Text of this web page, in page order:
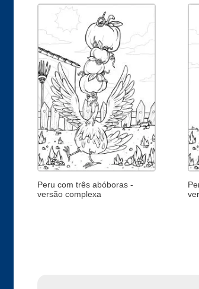
Peru com três abóboras -
versão complexa